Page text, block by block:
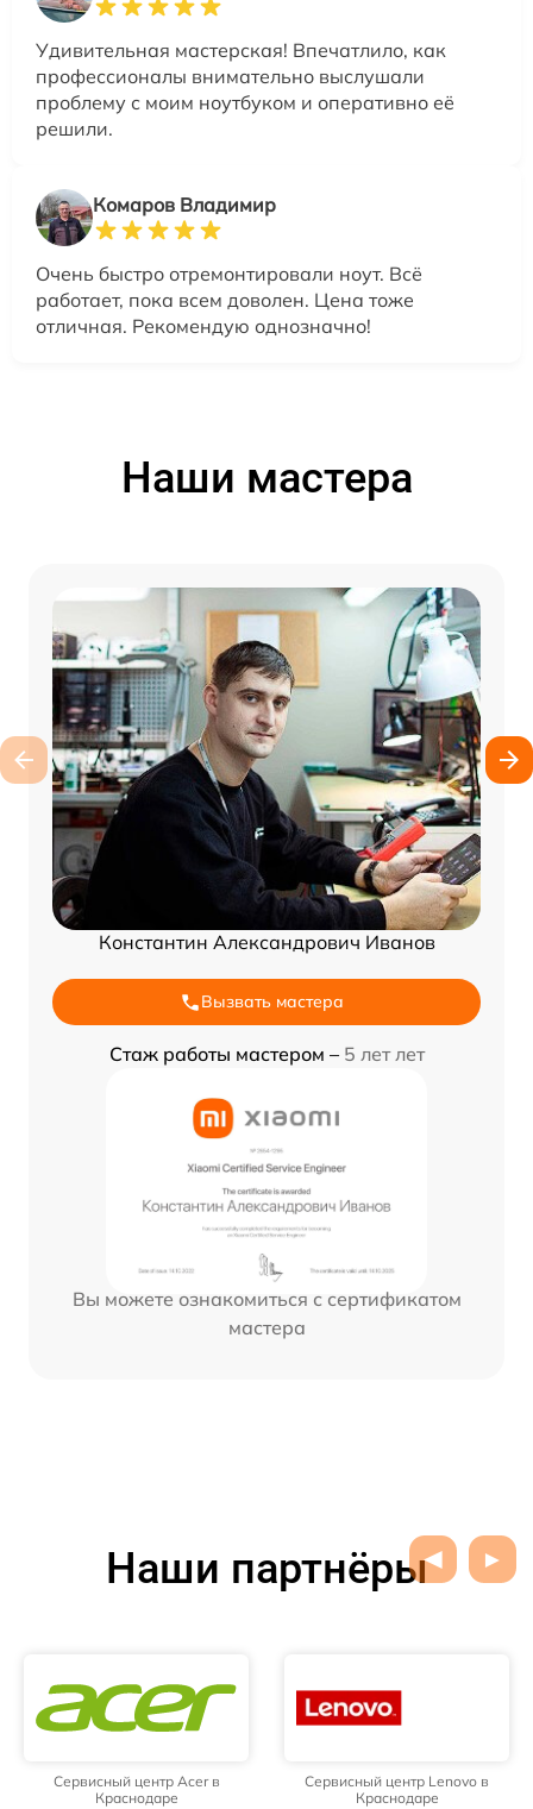
Удивительная мастерская! Впечатлило, как
профессионалы внимательно выслушали
проблему с моим ноутбуком и оперативно её
решили.
Комаров Владимир
Очень быстро отремонтировали ноут. Всё
работает, пока всем доволен. Цена тоже
отличная. Рекомендую однозначно!
Наши мастера
Константин Александрович Иванов
Вызвать мастера
Стаж работы мастером – 5 лет лет
Вы можете ознакомиться с сертификатом
мастера
Наши партнёры
Сервисный центр Acer в
Краснодаре
Сервисный центр Lenovo в
Краснодаре